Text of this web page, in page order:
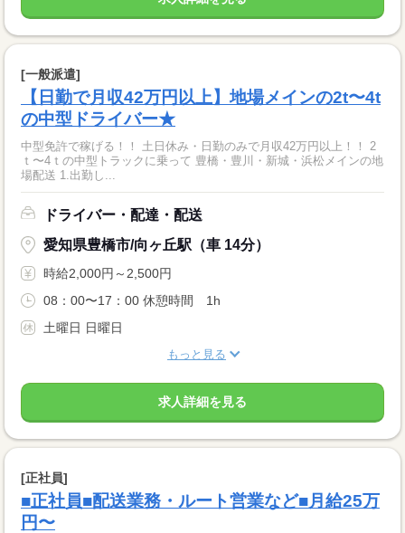
[一般派遣]
【日勤で月収42万円以上】地場メインの2t〜4t
の中型ドライバー★
中型免許で稼げる！！ 土日休み・日勤のみで月収42万円以上！！ 2
ｔ〜4ｔの中型トラックに乗って 豊橋・豊川・新城・浜松メインの地
場配送 1.出勤し...
ドライバー・配達・配送
愛知県豊橋市/向ヶ丘駅（車 14分）
時給2,000円～2,500円
08：00〜17：00 休憩時間 1h
土曜日 日曜日
もっと見る
求人詳細を見る
[正社員]
■正社員■配送業務・ルート営業など■月給25万
円〜